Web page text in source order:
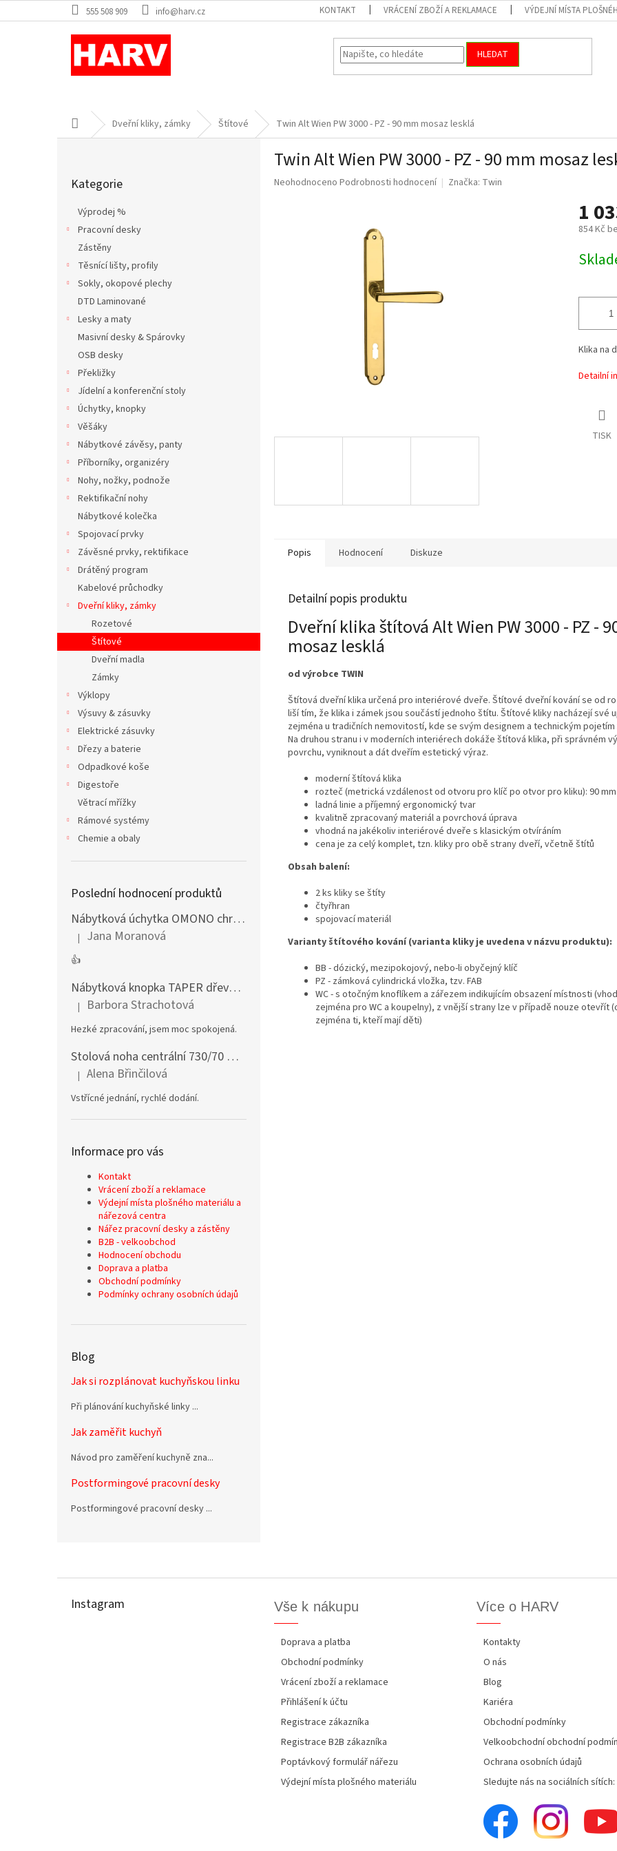
na
555 508 909 info@harv.cz KONTAKT VRÁCENÍ ZBOŽÍ A REKLAMACE VÝDEJNÍ MÍSTA
HLEDAT
Domů Dveřní kliky, zámky Štítové Twin Alt Wien PW 3000 - PZ - 90 mm mosaz lesklá
kategorie
Kategorie
Výprodej %
Pracovní desky
Zástěny
Těsnící lišty, profily
Sokly, okopové plechy
DTD Laminované
Lesky a maty
Masivní desky & Spárovky
OSB desky
Překližky
Jídelní a konferenční stoly
Úchytky, knopky
Věšáky
Nábytkové závěsy, panty
Příborníky, organizéry
Nohy, nožky, podnože
Rektifikační nohy
Nábytkové kolečka
Spojovací prvky
Závěsné prvky, rektifikace
Drátěný program
Kabelové průchodky
Dveřní kliky, zámky
Rozetové
Štítové
Dveřní madla
Zámky
Výklopy
Výsuvy & zásuvky
Elektrické zásuvky
Dřezy a baterie
Odpadkové koše
Digestoře
Větrací mřížky
Rámové systémy
Chemie a obaly
Poslední hodnocení produktů
Nábytková úchytka OMONO chrom lesklý
Hodnocení produktu je 5 z 5 hvězdiček.
| Jana Moranová
👍
Nábytková knopka TAPER dřevěná dub lakovaný
Hodnocení produktu je 5 z 5 hvězdiček.
| Barbora Strachotová
Hezké zpracování, jsem moc spokojená.
Stolová noha centrální 730/70 mm stříbrná
Hodnocení produktu je 5 z 5 hvězdiček.
| Alena Břinčilová
Vstřícné jednání, rychlé dodání.
Informace pro vás
Kontakt
Vrácení zboží a reklamace
Výdejní místa plošného materiálu a
nářezová centra
Nářez pracovní desky a zástěny
B2B - velkoobchod
Hodnocení obchodu
Doprava a platba
Obchodní podmínky
Podmínky ochrany osobních údajů
Blog
Jak si rozplánovat kuchyňskou linku
Při plánování kuchyňské linky ...
Jak zaměřit kuchyň
Návod pro zaměření kuchyně zna...
Postformingové pracovní desky
Postformingové pracovní desky ...
Twin Alt Wien PW 3000 - PZ - 90 mm mosaz
Průměrné
Neohodnoceno Podrobnosti hodnocení Značka: Twin
1
854 Kč
cena:
Klika na
Detailní
TISK
Popis Hodnocení Diskuze
Detailní popis produktu
Dveřní klika štítová Alt Wien PW 3000 - PZ -
mosaz lesklá
od výrobce TWIN
Štítová dveřní klika určená pro interiérové dveře. Štítové dveřní kování se od
liší tím, že klika i zámek jsou součástí jednoho štítu. Štítové kliky nacházejí své
zejména u tradičních nemovitostí, kde se svým designem a technickým pojetím
Na druhou stranu i v moderních interiérech dokáže štítová klika, při správném
povrchu, vyniknout a dát dveřím estetický výraz.
moderní štítová klika
rozteč (metrická vzdálenost od otvoru pro klíč po otvor pro kliku): 90 mm
ladná linie a příjemný ergonomický tvar
kvalitně zpracovaný materiál a povrchová úprava
vhodná na jakékoliv interiérové dveře s klasickým otvíráním
cena je za celý komplet, tzn. kliky pro obě strany dveří, včetně štítů
Obsah balení:
2 ks kliky se štíty
čtyřhran
spojovací materiál
Varianty štítového kování (varianta kliky je uvedena v názvu produktu):
BB - dózický, mezipokojový, nebo-li obyčejný klíč
PZ - zámková cylindrická vložka, tzv. FAB
WC - s otočným knoflíkem a zářezem indikujícím obsazení místnosti
zejména pro WC a koupelny), z vnější strany lze v případě nouze otevřít
zejména ti, kteří mají děti)
Instagram Vše k nákupu
Doprava a platba
Obchodní podmínky
Vrácení zboží a reklamace
Přihlášení k účtu
Registrace zákazníka
Registrace B2B zákazníka
Poptávkový formulář nářezu
Výdejní místa plošného materiálu
Více o HARV
Kontakty
O nás
Blog
Kariéra
Obchodní podmínky
Velkoobchodní obchodní
Ochrana osobních údajů
Sledujte nás na sociálních sítích: